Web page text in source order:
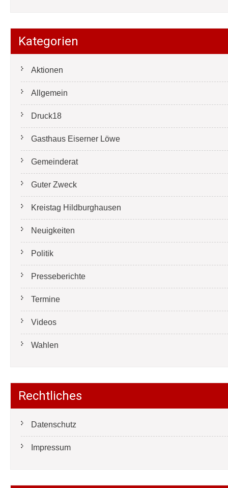
Kategorien
Aktionen
Allgemein
Druck18
Gasthaus Eiserner Löwe
Gemeinderat
Guter Zweck
Kreistag Hildburghausen
Neuigkeiten
Politik
Presseberichte
Termine
Videos
Wahlen
Rechtliches
Datenschutz
Impressum